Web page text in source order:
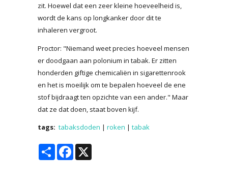
zit. Hoewel dat een zeer kleine hoeveelheid is,
wordt de kans op longkanker door dit te
inhaleren vergroot.
Proctor: "Niemand weet precies hoeveel mensen
er doodgaan aan polonium in tabak. Er zitten
honderden giftige chemicaliën in sigarettenrook
en het is moeilijk om te bepalen hoeveel de ene
stof bijdraagt ten opzichte van een ander." Maar
dat ze dat doen, staat boven kijf.
tags: tabaksdoden | roken | tabak
Share Facebook